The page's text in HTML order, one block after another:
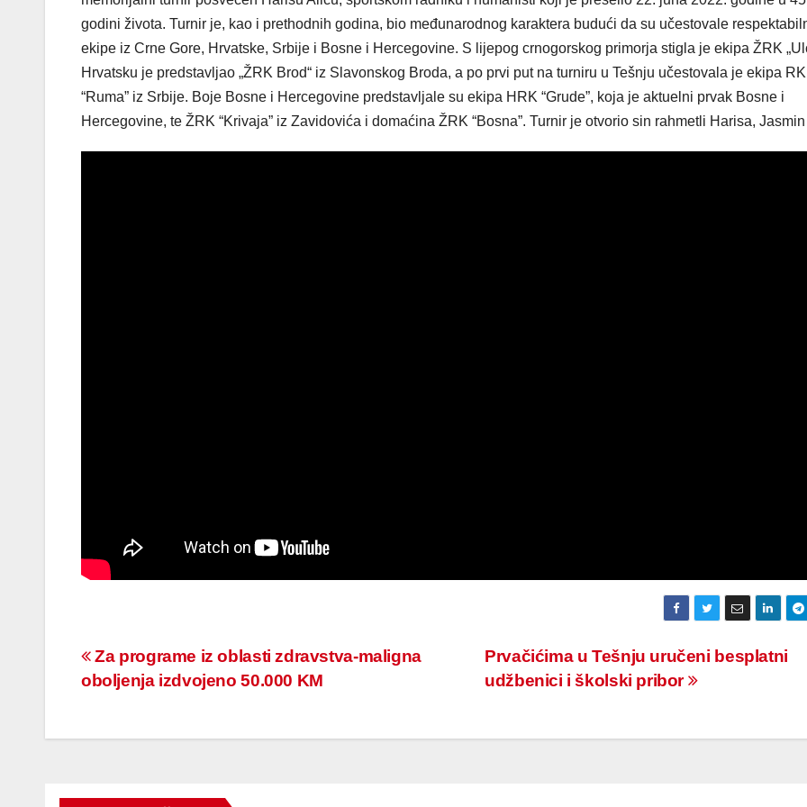
godini života. Turnir je, kao i prethodnih godina, bio međunarodnog karaktera budući da su učestovale
ekipe iz Crne Gore, Hrvatske, Srbije i Bosne i Hercegovine. S lijepog crnogorskog primorja stigla je ekipa ŽRK
Hrvatsku je predstavljao „ŽRK Brod“ iz Slavonskog Broda, a po prvi put na turniru u Tešnju učestovala je ekipa RK
“Ruma” iz Srbije. Boje Bosne i Hercegovine predstavljale su ekipa HRK “Grude”, koja je aktuelni prvak Bosne i
Hercegovine, te ŽRK “Krivaja” iz Zavidovića i domaćina ŽRK “Bosna”. Turnir je otvorio sin rahmetli Harisa,
Navigacija
članaka
Prvačićima u Tešnju uručeni besplatni
udžbenici i školski pribor
Za programe iz oblasti zdravstva-maligna
oboljenja izdvojeno 50.000 KM